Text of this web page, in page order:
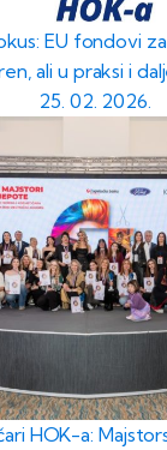
EU fondovi
ali u praksi i
25. 02. 2026.
HOK-a: